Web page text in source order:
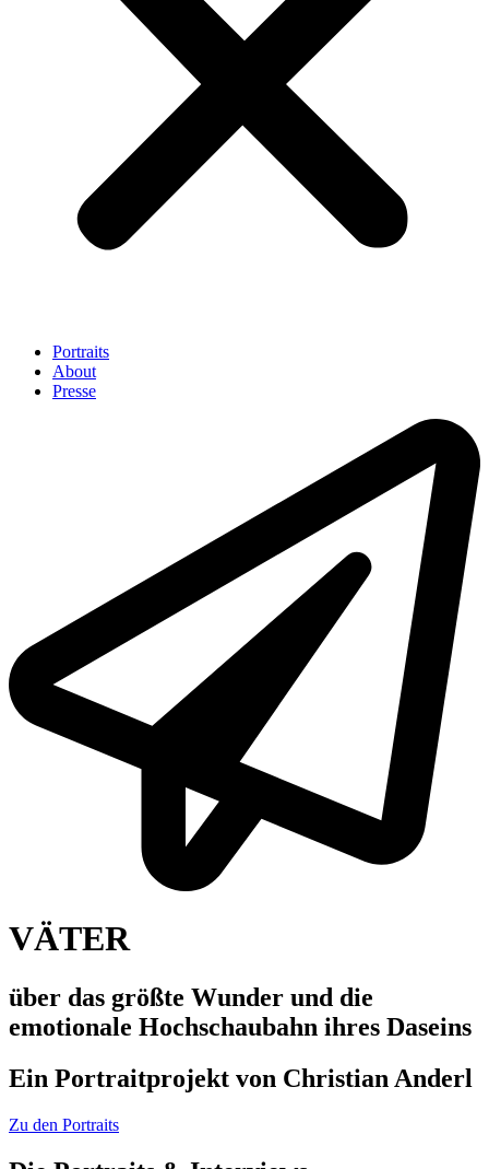
Portraits
About
Presse
VÄTER
über das größte Wunder und die
emotionale Hochschaubahn ihres Daseins
Ein Portraitprojekt von Christian Anderl
Zu den Portraits